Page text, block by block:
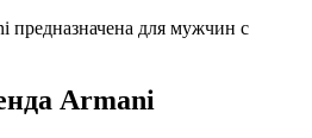
предназначена для мужчин с
Armani